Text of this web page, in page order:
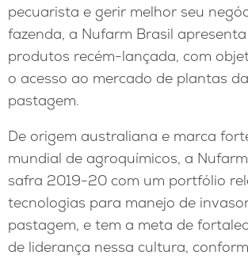
pecuarista e gerir melhor seu
fazenda, a Nufarm Brasil
produtos recém-lançada, com
o acesso ao mercado de plantas
pastagem.
De origem australiana e marca
mundial de agroquímicos, a
safra 2019-20 com um portfólio
tecnologias para manejo de
pastagem, e tem a meta de
de liderança nessa cultura,